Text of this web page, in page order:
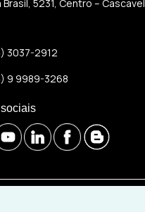
Brasil, 5231, Centro – Cascavel
3037-2912
9 9989-3268